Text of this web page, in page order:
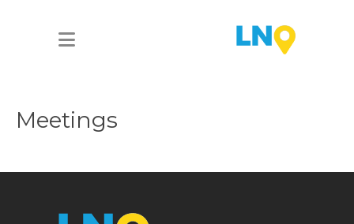
Meetings